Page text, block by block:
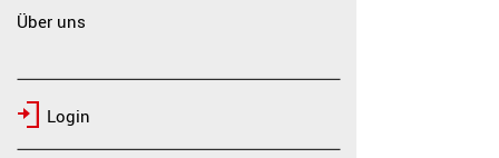
Über uns
Login